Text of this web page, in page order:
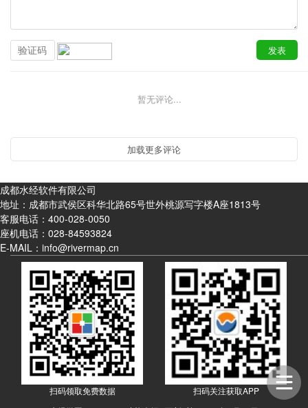
暂无评论...
成都水经软件有限公司
地址：成都市武侯区科华北路65号世外桃源写字楼A座1813号
客服电话： 400-028-0050
座机电话： 028-84593824
E-MAIL：info@rivermap.cn
扫码领取免费数据
扫码关注获取APP